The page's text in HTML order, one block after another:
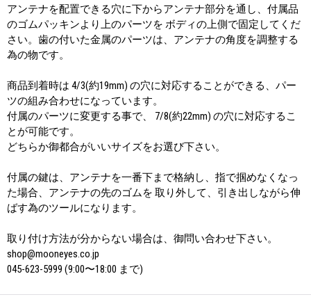
アンテナを配置できる穴に下からアンテナ部分を通し、付属品
のゴムパッキンより上のパーツを ボディの上側で固定してくだ
さい。歯の付いた金属のパーツは、アンテナの角度を調整する
為の物です。
商品到着時は 4/3(約19mm) の穴に対応することができる、パー
ツの組み合わせになっています。
付属のパーツに変更する事で、 7/8(約22mm) の穴に対応するこ
とが可能です。
どちらか御都合がいいサイズをお選び下さい。
付属の鍵は、アンテナを一番下まで格納し、指で掴めなくなっ
た場合、アンテナの先のゴムを 取り外して、引き出しながら伸
ばす為のツールになります。
取り付け方法が分からない場合は、御問い合わせ下さい。
shop@mooneyes.co.jp
045-623-5999 (9:00〜18:00 まで)